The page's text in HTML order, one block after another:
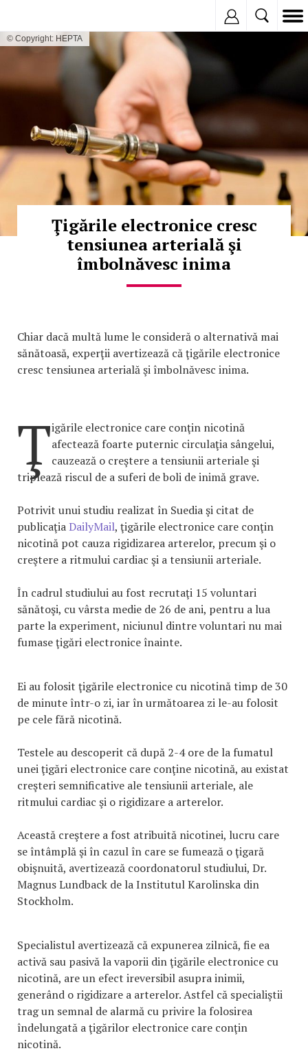
© Copyright: HEPTA
Ţigările electronice cresc
tensiunea arterială şi
îmbolnăvesc inima
Chiar dacă multă lume le consideră o alternativă mai
sănătoasă, experţii avertizează că ţigările electronice
cresc tensiunea arterială şi îmbolnăvesc inima.
Ţigările electronice care conţin nicotină
afectează foarte puternic circulaţia sângelui,
cauzează o creştere a tensiunii arteriale şi
triplează riscul de a suferi de boli de inimă grave.
Potrivit unui studiu realizat în Suedia şi citat de
publicaţiaDailyMail, ţigările electronice care conţin
nicotină pot cauza rigidizarea arterelor, precum şi o
creştere a ritmului cardiac şi a tensiunii arteriale.
În cadrul studiului au fost recrutaţi 15 voluntari
sănătoşi, cu vârsta medie de 26 de ani, pentru a lua
parte la experiment, niciunul dintre voluntari nu mai
fumase ţigări electronice înainte.
Ei au folosit ţigările electronice cu nicotină timp de 30
de minute într-o zi, iar în următoarea zi le-au folosit
pe cele fără nicotină.
Testele au descoperit că după 2-4 ore de la fumatul
unei ţigări electronice care conţine nicotină, au existat
creşteri semnificative ale tensiunii arteriale, ale
ritmului cardiac şi o rigidizare a arterelor.
Această creştere a fost atribuită nicotinei, lucru care
se întâmplă şi în cazul în care se fumează o ţigară
obişnuită, avertizează coordonatorul studiului, Dr.
Magnus Lundback de la Institutul Karolinska din
Stockholm.
Specialistul avertizează că expunerea zilnică, fie ea
activă sau pasivă la vaporii din ţigările electronice cu
nicotină, are un efect ireversibil asupra inimii,
generând o rigidizare a arterelor. Astfel că specialiştii
trag un semnal de alarmă cu privire la folosirea
îndelungată a ţigărilor electronice care conţin
nicotină.